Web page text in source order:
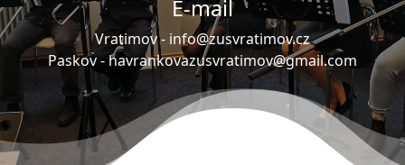
E-mail
Vratimov - info@zusvratimov.cz
Paskov -havrankovazusvratimov@gmail.com